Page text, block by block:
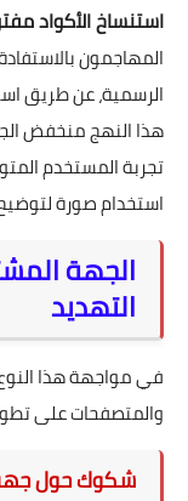
استنساخ الأكواد
المهاجمون
الرسمية، عن طريق
هذا النهج منخفض
تجربة المستخدم
استخدام صورة
الجهة
التهديد
في مواجهة هذا
والمتصفحات على
شكوك حول